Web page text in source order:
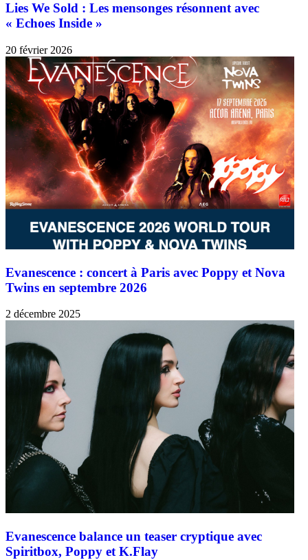
Lies We Sold : Les mensonges résonnent avec
« Echoes Inside »
20 février 2026
Evanescence : concert à Paris avec Poppy et Nova
Twins en septembre 2026
2 décembre 2025
Evanescence balance un teaser cryptique avec
Spiritbox, Poppy et K.Flay